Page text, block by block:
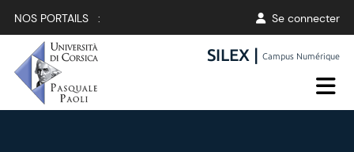
NOS PORTAILS : Se connecter
SILEX |Campus Numérique